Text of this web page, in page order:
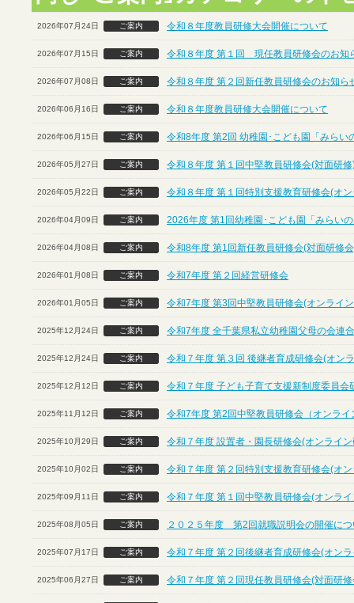
2026年07月24日 ご案内 令和８年度教員研修大会開催について
2026年07月15日 ご案内 令和８年度 第１回 現任教員研修会のお知
2026年07月08日 ご案内 令和８年度 第２回新任教員研修会のお知ら
2026年06月16日 ご案内 令和８年度教員研修大会開催について
2026年06月15日 ご案内 令和8年度 第2回 幼稚園･こども園「みらい
2026年05月27日 ご案内 令和８年度 第１回中堅教員研修会(対面研修
2026年05月22日 ご案内 令和８年度 第１回特別支援教育研修会(オ
2026年04月09日 ご案内 2026年度 第1回幼稚園･こども園「みらい
2026年04月08日 ご案内 令和8年度 第1回新任教員研修会(対面研修
2026年01月08日 ご案内 令和7年度 第２回経営研修会
2026年01月05日 ご案内 令和7年度 第3回中堅教員研修会(オンライ
2025年12月24日 ご案内 令和7年度 全千葉県私立幼稚園父母の会連
2025年12月24日 ご案内 令和７年度 第３回 後継者育成研修会(オン
2025年12月12日 ご案内 令和７年度 子ども子育て支援新制度委員会
2025年11月12日 ご案内 令和7年度 第2回中堅教員研修会（オンライ
2025年10月29日 ご案内 令和７年度 設置者・園長研修会(オンライ
2025年10月02日 ご案内 令和７年度 第２回特別支援教育研修会(オ
2025年09月11日 ご案内 令和７年度 第１回中堅教員研修会(オンラ
2025年08月05日 ご案内 ２０２５年度 第2回就職説明会の開催につ
2025年07月17日 ご案内 令和７年度 第２回後継者育成研修会(オン
2025年06月27日 ご案内 令和７年度 第２回現任教員研修会(対面研